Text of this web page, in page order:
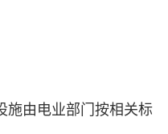
施由电业部门按相关标